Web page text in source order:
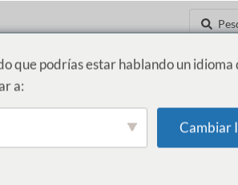
E NOVOS NEGÓCIOS NOTÍCIAS
que podrías estar hablando un
a:
Cambiar